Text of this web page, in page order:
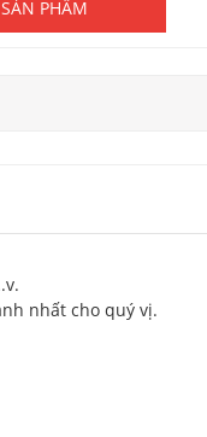
PHẨM
nhất cho quý vị.